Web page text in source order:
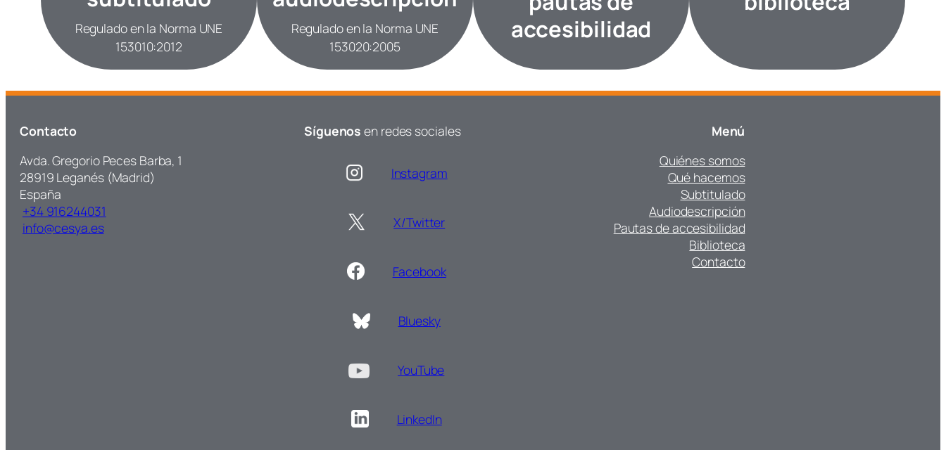
Regulado en la Norma UNE
153010:2012
Regulado en la Norma UNE
153020:2005
accesibilidad
Contacto
Avda. Gregorio Peces Barba, 1
28919 Leganés (Madrid)
España
+34 916244031
info@cesya.es
Síguenos en redes sociales
Instagram
X/Twitter
Facebook
Bluesky
YouTube
LinkedIn
Menú
Quiénes somos
Qué hacemos
Subtitulado
Audiodescripción
Pautas de accesibilidad
Biblioteca
Contacto